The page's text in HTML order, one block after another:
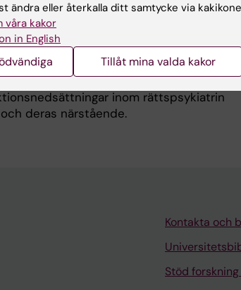
deras närstående
adhd
en funktionsnedsättning
vid utvecklingsrelaterade
med funktionsnedsättning
inom rättspsykiatrin
deras närstående.
Kontakta och
Stöd
ändra eller återkalla ditt samtycke via
våra kakor
in English
Tillåt mina valda kakor